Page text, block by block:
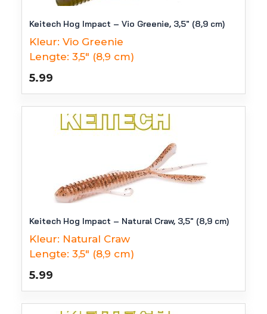
Keitech Hog Impact – Vio Greenie, 3,5″ (8,9 cm)
Kleur: Vio Greenie
Lengte: 3,5" (8,9 cm)
5.99
Keitech Hog Impact – Natural Craw, 3,5″ (8,9 cm)
Kleur: Natural Craw
Lengte: 3,5" (8,9 cm)
5.99